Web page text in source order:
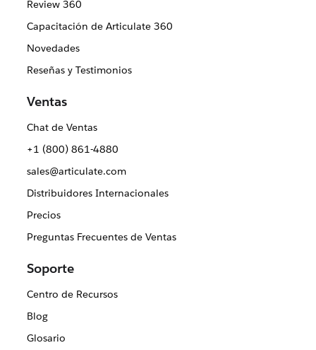
Review 360
Capacitación de Articulate 360
Novedades
Reseñas y Testimonios
Ventas
Chat de Ventas
+1 (800) 861-4880
sales@articulate.com
Distribuidores Internacionales
Precios
Preguntas Frecuentes de Ventas
Soporte
Centro de Recursos
Blog
Glosario